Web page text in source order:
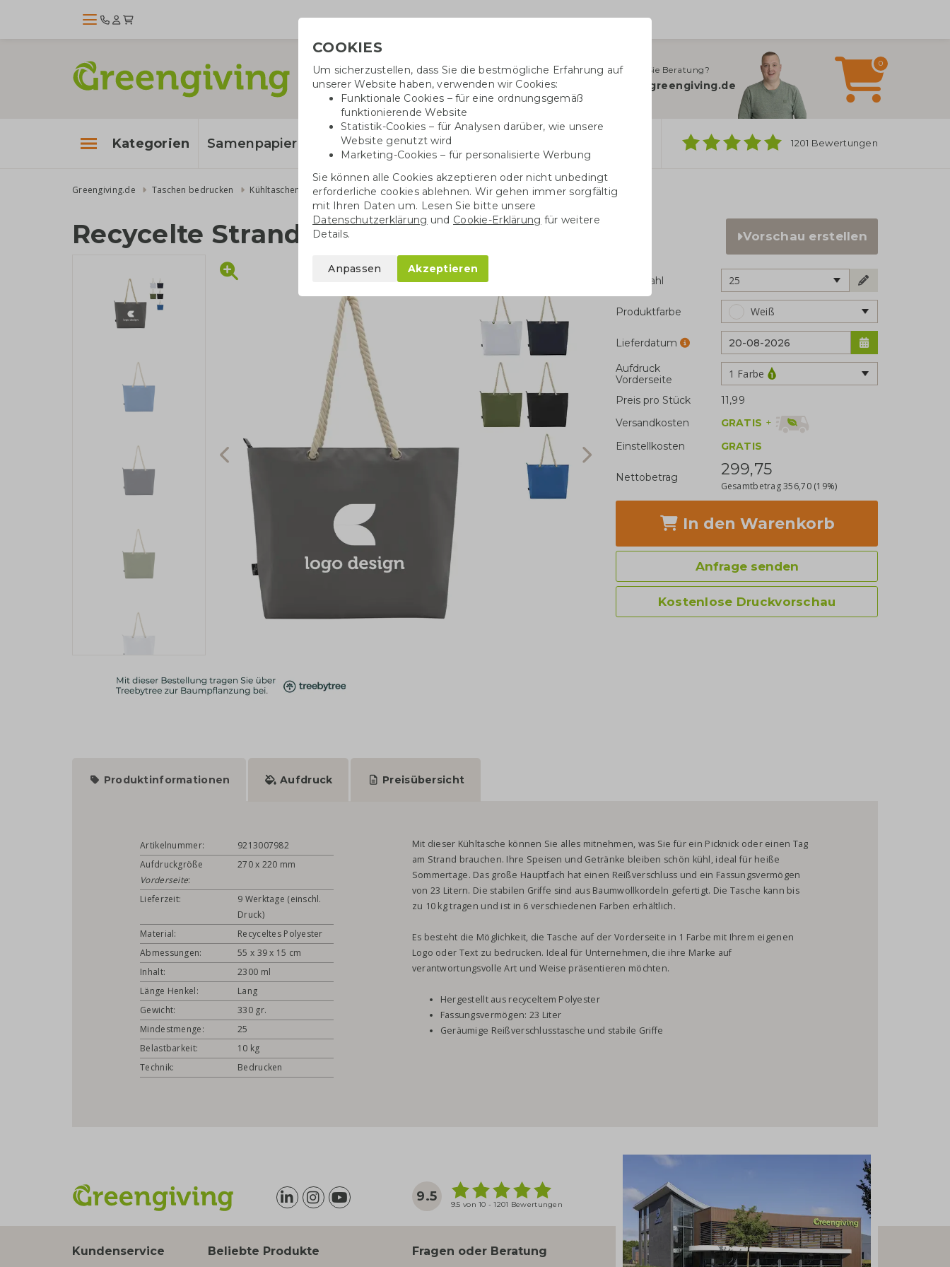
Benötigen Sie Beratung?
info@greengiving.de
0
Kategorien Samenpapier Baumwolltaschen 1201 Bewertungen
Greengiving.de Taschen bedrucken Kühltaschen Recycelte Strand-Kühltasche
Recycelte Strand-Kühltasche Vorschau erstellen
Stückzahl 25
Produktfarbe Weiß
Lieferdatum
Aufdruck
Vorderseite
1 Farbe
Preis pro Stück
11,99
Versandkosten
GRATIS +
Einstellkosten
GRATIS
Nettobetrag 299,75
Gesamtbetrag356,70 (19%)
In den Warenkorb
Anfrage senden
Kostenlose Druckvorschau
Produktinformationen Aufdruck Preisübersicht
Artikelnummer:
9213007982
Aufdruckgröße
Vorderseite:
270 x 220 mm
Lieferzeit:
9 Werktage (einschl.
Druck)
Material:
Recyceltes Polyester
Abmessungen:
55 x 39 x 15 cm
Inhalt:
2300 ml
Länge Henkel:
Lang
Gewicht:
330 gr.
Mindestmenge:
25
Belastbarkeit:
10 kg
Technik:
Bedrucken
Mit dieser Kühltasche können Sie alles mitnehmen, was Sie für ein Picknick oder einen Tag
am Strand brauchen. Ihre Speisen und Getränke bleiben schön kühl, ideal für heiße
Sommertage. Das große Hauptfach hat einen Reißverschluss und ein Fassungsvermögen
von 23 Litern. Die stabilen Griffe sind aus Baumwollkordeln gefertigt. Die Tasche kann bis
zu 10 kg tragen und ist in 6 verschiedenen Farben erhältlich.
Es besteht die Möglichkeit, die Tasche auf der Vorderseite in 1 Farbe mit Ihrem eigenen
Logo oder Text zu bedrucken. Ideal für Unternehmen, die ihre Marke auf
verantwortungsvolle Art und Weise präsentieren möchten.
Hergestellt aus recyceltem Polyester
Fassungsvermögen: 23 Liter
Geräumige Reißverschlusstasche und stabile Griffe
9.5
9.5 von 10 - 1201 Bewertungen
Kundenservice Beliebte Produkte Fragen oder Beratung
COOKIES
Um sicherzustellen, dass Sie die bestmögliche Erfahrung auf
unserer Website haben, verwenden wir Cookies:
Funktionale Cookies – für eine ordnungsgemäß
funktionierende Website
Statistik-Cookies – für Analysen darüber, wie unsere
Website genutzt wird
Marketing-Cookies – für personalisierte Werbung
Sie können alle Cookies akzeptieren oder nicht unbedingt
erforderliche cookies ablehnen. Wir gehen immer sorgfältig
mit Ihren Daten um. Lesen Sie bitte unsere
Datenschutzerklärung und Cookie-Erklärung für weitere
Details.
Anpassen Akzeptieren